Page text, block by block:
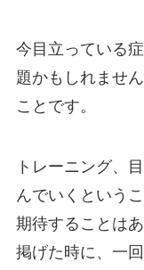
今目立っている
題かもしれませ
ことです。
トレーニング、
んでいくという
期待することは
掲げた時に、一